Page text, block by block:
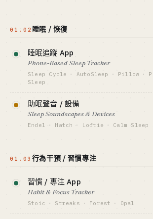
GTM · SALES MOTION
標竿 · BENCHMARK
Calm $250M ARR · Headspace $200M+
最適合 · BEST FIT
資本側 only · 個人慎入
收，證明窄眾權威比綜合型更難被複
資金底線 · CAPITAL
$30K-200K
GTM · SALES MOTION
創辦人 podcast + 內容飛輪
Waking Up ~$50M ARR（估）· Ten
Happier
最適合 · BEST FIT
01.02 睡眠 / 恢復
睡眠追蹤 App
Phone-Based Sleep Tracker
Sleep Cycle · AutoSleep · Pillow ·
Sleep
鐘。AutoSleep 單人開發者從 App
做到 7 位數年收入，是 indie 經典模板
GTM · SALES MOTION
App Store ASO + 長尾關鍵字
標竿 · BENCHMARK
AutoSleep ~$5M+ ARR（估）· Sleep
市公司
助眠聲音 / 設備
Sleep Soundscapes & Devices
Endel · Hatch · Loftie · Calm
年營收 — 軟硬兩條路都跑通。
資金底線 · CAPITAL
$100K-3M（硬體高）
GTM · SALES MOTION
01.03 行為干預 / 習慣專注
習慣 / 專注 App
Habit & Focus Tracker
Stoic · Streaks · Forest · Opal